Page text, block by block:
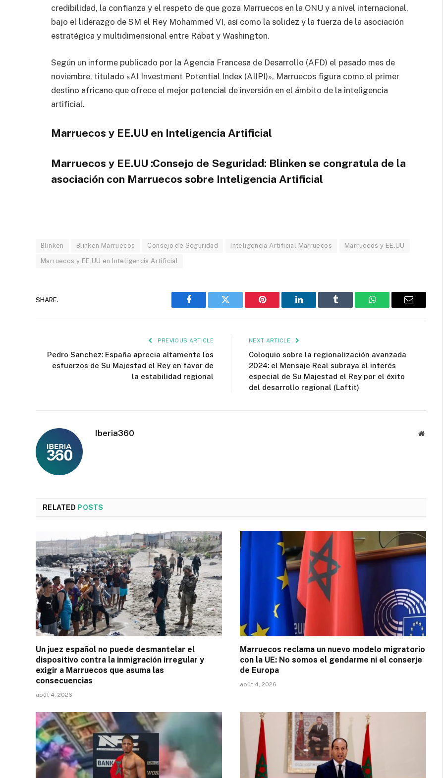
credibilidad, la confianza y el respeto de que goza Marruecos en la ONU y a nivel internacional,
bajo el liderazgo de SM el Rey Mohammed VI, así como la solidez y la fuerza de la asociación
estratégica y multidimensional entre Rabat y Washington.
Según un informe publicado por la Agencia Francesa de Desarrollo (AFD) el pasado mes de
noviembre, titulado «AI Investment Potential Index (AIIPI)», Marruecos figura como el primer
destino africano que ofrece el mejor potencial de inversión en el ámbito de la inteligencia
artificial.
Marruecos y EE.UU en Inteligencia Artificial
Marruecos y EE.UU :Consejo de Seguridad: Blinken se congratula de la
asociación con Marruecos sobre Inteligencia Artificial
Blinken Blinken Marruecos Consejo de Seguridad Inteligencia Artificial Marruecos Marruecos y EE.UU
Marruecos y EE.UU en Inteligencia Artificial
SHARE.
Facebook Twitter Pinterest LinkedIn Tumblr WhatsAppEmail
PREVIOUS ARTICLE
Pedro Sanchez: España aprecia altamente los
esfuerzos de Su Majestad el Rey en favor de
la estabilidad regional
NEXT ARTICLE
Coloquio sobre la regionalización avanzada
2024: el Mensaje Real subraya el interés
especial de Su Majestad el Rey por el éxito
del desarrollo regional (Laftit)
Iberia360 Website
RELATED POSTS
Un juez español no puede desmantelar el
dispositivo contra la inmigración irregular y
exigir a Marruecos que asuma las
consecuencias
août 4, 2026
Marruecos reclama un nuevo modelo migratorio
con la UE: No somos el gendarme ni el conserje
de Europa
août 4, 2026